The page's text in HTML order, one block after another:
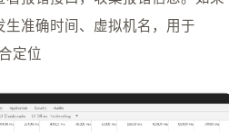
准确时间、虚拟机名，用于
定位